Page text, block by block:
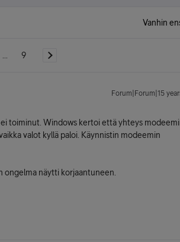
Vanhin
9
Forum|Forum|15
toiminut. Windows kertoi että yhteys
valot kyllä paloi. Käynnistin modeemin
ongelma näytti korjaantuneen.